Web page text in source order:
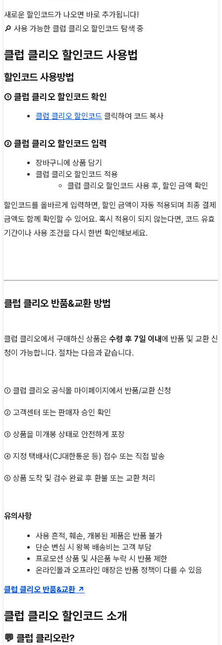
새로운 할인코드가 나오면 바로 추가됩니다!
🔎 사용 가능한 클럽 클리오 할인코드 탐색 중
클럽 클리오 할인코드 사용법
할인코드 사용방법
① 클럽 클리오 할인코드 확인
클럽 클리오 할인코드 클릭하여 코드 복사
② 클럽 클리오 할인코드 입력
장바구니에 상품 담기
클럽 클리오 할인코드 적용
클럽 클리오 할인코드 사용 후, 할인 금액 확인
할인코드를 올바르게 입력하면, 할인 금액이 자동 적용되며 최종 결제
금액도 함께 확인할 수 있어요. 혹시 적용이 되지 않는다면, 코드 유효
기간이나 사용 조건을 다시 한번 확인해보세요.
클럽 클리오 반품&교환 방법
클럽 클리오에서 구매하신 상품은 수령 후 7일 이내에 반품 및 교환 신
청이 가능합니다. 절차는 다음과 같습니다.
① 클럽 클리오 공식몰 마이페이지에서 반품/교환 신청
② 고객센터 또는 판매자 승인 확인
③ 상품을 미개봉 상태로 안전하게 포장
④ 지정 택배사(CJ대한통운 등) 접수 또는 직접 발송
⑤ 상품 도착 및 검수 완료 후 환불 또는 교환 처리
유의사항
사용 흔적, 훼손, 개봉된 제품은 반품 불가
단순 변심 시 왕복 배송비는 고객 부담
프로모션 상품 및 사은품 누락 시 반품 제한
온라인몰과 오프라인 매장은 반품 정책이 다를 수 있음
클럽 클리오 반품&교환 ↗
클럽 클리오 할인코드 소개
💬 클럽 클리오란?